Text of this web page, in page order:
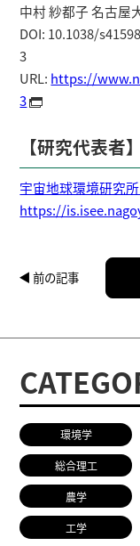
中村 紗都子 名古屋
DOI: 10.1038/
URL: https://
3
【研究代表者】
宇宙地球環境研
https://
前の記事
環境学
総合理工
農学
工学